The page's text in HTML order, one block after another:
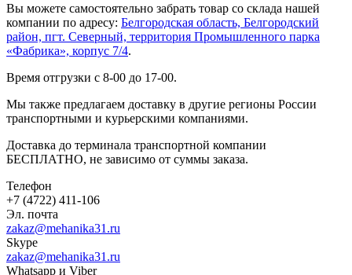
Вы можете самостоятельно забрать товар со склада нашей
компании по адресу: Белгородская область, Белгородский
район, пгт. Северный, территория Промышленного парка
«Фабрика», корпус 7/4.
Время отгрузки с 8-00 до 17-00.
Мы также предлагаем доставку в другие регионы России
транспортными и курьерскими компаниями.
Доставка до терминала транспортной компании
БЕСПЛАТНО, не зависимо от суммы заказа.
Телефон
+7 (4722) 411-106
Эл. почта
zakaz@mehanika31.ru
Skype
zakaz@mehanika31.ru
Whatsapp и Viber